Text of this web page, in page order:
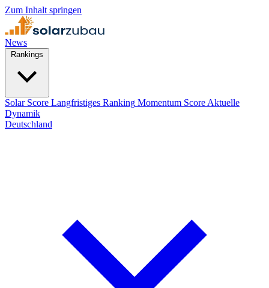
Zum Inhalt springen
News
Solar Score Langfristiges Ranking Momentum Score Aktuelle
Dynamik
Deutschland